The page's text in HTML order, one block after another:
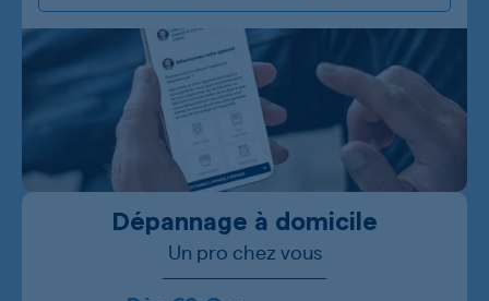
Dépannage à domicile
Un pro chez vous